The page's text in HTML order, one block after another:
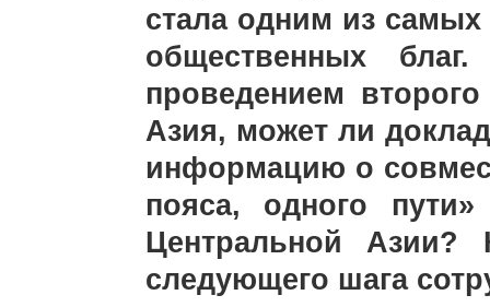
стала одним из
общественных
проведением
Азия, может ли
информацию о
пояса, одного
Центральной
следующего шага